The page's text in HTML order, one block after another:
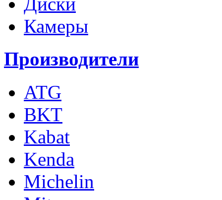
Камеры
Производители
ATG
BKT
Kabat
Kenda
Michelin